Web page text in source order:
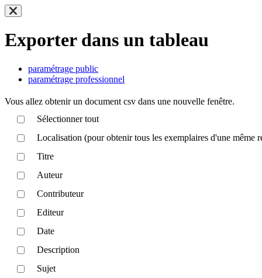
Exporter dans un tableau
paramétrage public
paramétrage professionnel
Vous allez obtenir un document csv dans une nouvelle fenêtre.
Sélectionner tout
Localisation (pour obtenir tous les exemplaires d'une même
Titre
Auteur
Contributeur
Editeur
Date
Description
Sujet